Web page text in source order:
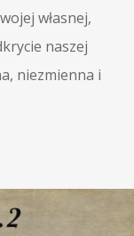
własnej,
naszej
niezmienna i